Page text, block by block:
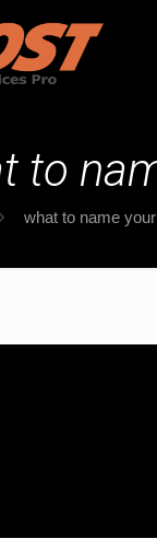
to
what to name